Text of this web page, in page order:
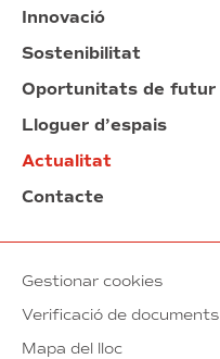
Innovació
Sostenibilitat
Oportunitats de futur
Lloguer d’espais
Actualitat
Contacte
Gestionar cookies
Verificació de documents
Mapa del lloc